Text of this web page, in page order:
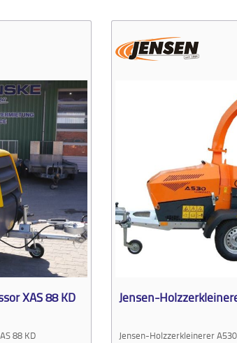
XAS 88 KD
88 KD
Jensen-
Jensen-Holzzerkleinerer